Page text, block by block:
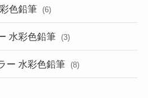
色鉛筆 (6)
水彩色鉛筆 (3)
ー 水彩色鉛筆 (8)